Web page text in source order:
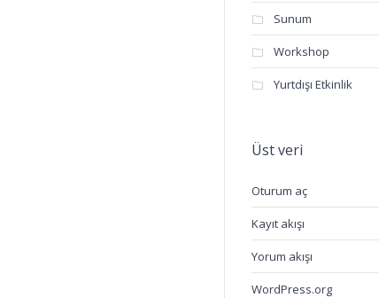
Sunum
Workshop
Yurtdışı Etkinlik
Üst veri
Oturum aç
Kayıt akışı
Yorum akışı
WordPress.org